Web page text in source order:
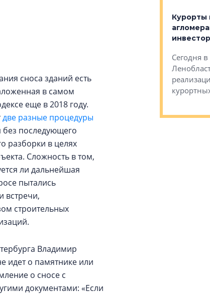
сноса зданий есть
в самом
еще в 2018 году.
две разные процедуры
без последующего
разборки в целях
Сложность в том,
ли дальнейшая
пытались
встречи,
строительных
Владимир
идет о памятнике или
о сносе с
документами: «Если
Курорты
Сегодня